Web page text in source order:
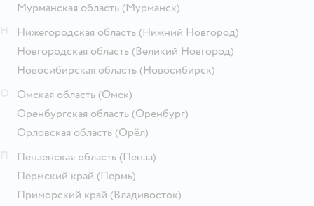
Мурманская область (Мурманск)
Нижегородская область (Нижний Новгород)
Новгородская область (Великий Новгород)
Новосибирская область (Новосибирск)
Омская область (Омск)
Оренбургская область (Оренбург)
Орловская область (Орёл)
Пензенская область (Пенза)
Пермский край (Пермь)
Приморский край (Владивосток)